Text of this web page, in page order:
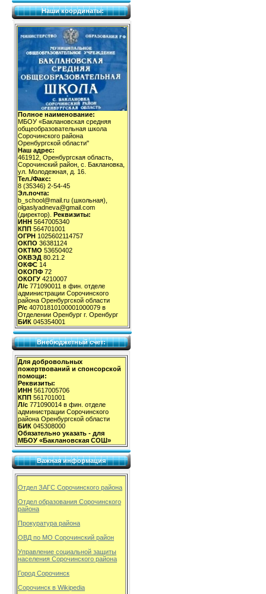
Наши координаты:
Полное наименование:
МБОУ «Баклановская средняя
общеобразовательная школа
Сорочинского района
Оренбургской области"
Наш адрес:
461912, Оренбургская область,
Сорочинский район, с. Баклановка,
ул. Молодежная, д. 16.
Тел./Факс:
8 (35346) 2-54-45
Эл.почта:
b_school@mail.ru (школьная),
olgaslyadneva@gmail.com
(директор). Реквизиты:
ИНН 5647005340
КПП 564701001
ОГРН 1025602114757
ОКПО 36381124
ОКТМО 53650402
ОКВЭД 80.21.2
ОКФС 14
ОКОПФ 72
ОКОГУ 4210007
Л/с 771090011 в фин. отделе
администрации Сорочинского
района Оренбургской области
Р/с 40701810100001000079 в
Отделении Оренбург г. Оренбург
БИК 045354001
Внебюджетный счет:
Для добровольных
пожертвований и спонсорской
помощи:
Реквизиты:
ИНН 5617005706
КПП 561701001
Л/с 771090014 в фин. отделе
администрации Сорочинского
района Оренбургской области
БИК 045308000
Обязательно указать - для
МБОУ «Баклановская СОШ»
Важная информация
Отдел ЗАГС Сорочинского района
Отдел образования Сорочинского
района
Прокуратура района
ОВД по МО Сорочинский район
Управление социальной защиты
населения Сорочинского района
Город Сорочинск
Сорочинск в Wikipedia